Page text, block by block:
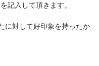
記入して頂きます。
に対して好印象を持ったか